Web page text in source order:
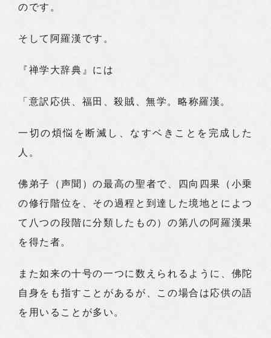
のです。
そして阿羅漢です。
『禅学大辞典』には
「意訳応供、福田、殺賊、無学。略称羅漢。
一切の煩悩を断滅し、なすベきことを完成した
人。
佛弟子（声聞）の最高の聖者で、四向四果（小乗
の修行階位を、その過程と到達した境地とによつ
て八つの段階に分類したもの）の第八の阿羅漢果
を得た者。
また如来の十号の一つに数えられるように、佛陀
自身をも指すことがあるが、この場合は応供の語
を用いることが多い。